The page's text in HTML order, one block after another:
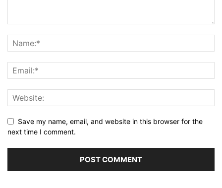
Save my name, email, and website in this browser for the
next time I comment.